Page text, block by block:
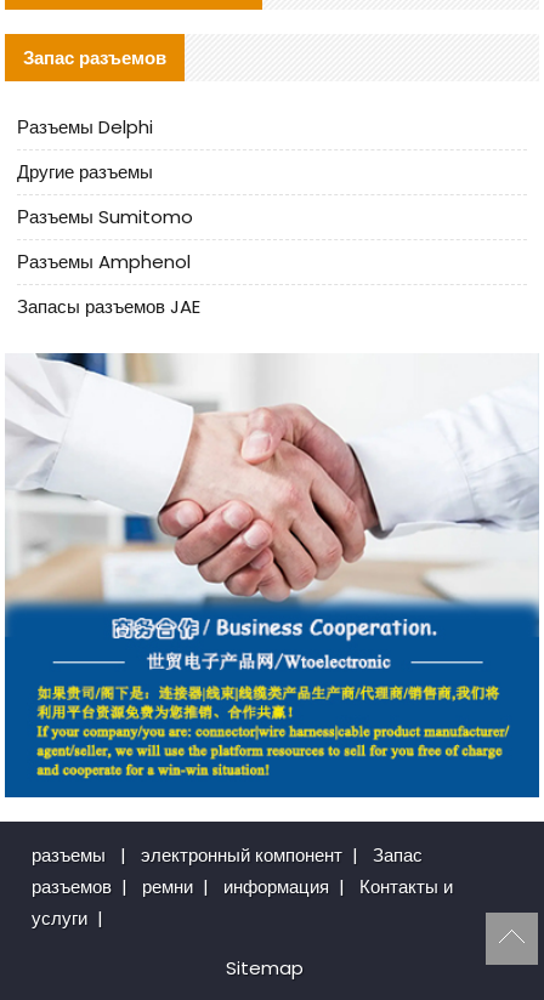
Запас разъемов
Разъемы Delphi
Другие разъемы
Разъемы Sumitomo
Разъемы Amphenol
Запасы разъемов JAE
разъемы | электронный компонент |
Запас
разъемов | ремни | информация |
Контакты и
услуги |
Sitemap